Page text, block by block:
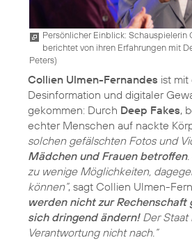
Persönlicher Einblick: Schauspielerin
berichtet von ihren Erfahrungen mit
Peters)
Collien Ulmen-Fernandes ist
Desinformation und digitaler
gekommen: Durch Deep Fakes,
echter Menschen auf nackte
solchen gefälschten Fotos und
Mädchen und Frauen betroffen
zu wenige Möglichkeiten,
können“, sagt Collien Ulmen-
werden nicht zur Rechenschaft
sich dringend ändern!Der Staat
Verantwortung nicht nach.“